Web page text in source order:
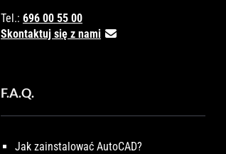
Tel.: 696 00 55 00
Skontaktuj się z nami
F.A.Q.
Jak zainstalować AutoCAD?